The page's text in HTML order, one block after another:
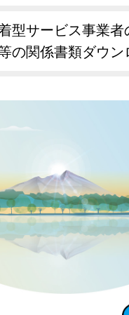
型サービス事業者
の関係書類ダウン